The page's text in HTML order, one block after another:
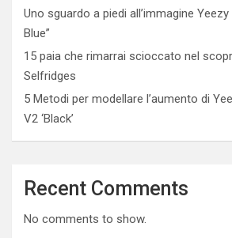
Uno sguardo a piedi all’immagine
Blue”
15 paia che rimarrai scioccato nel
Selfridges
5 Metodi per modellare l’aumento di
V2 ‘Black’
Recent Comments
No comments to show.